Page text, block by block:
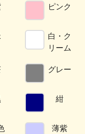
ピンク
白・ク
リーム
グレー
紺
薄紫